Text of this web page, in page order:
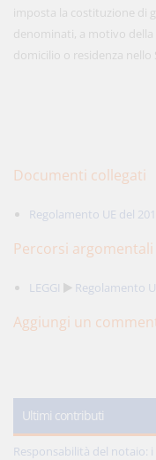
imposta la costituzione di
denominati, a motivo
domicilio o residenza
Documenti collegati
Regolamento UE del
Percorsi argomentali
LEGGI Regolamento
Aggiungi un
Ultimi contributi
Responsabilità del notaio: